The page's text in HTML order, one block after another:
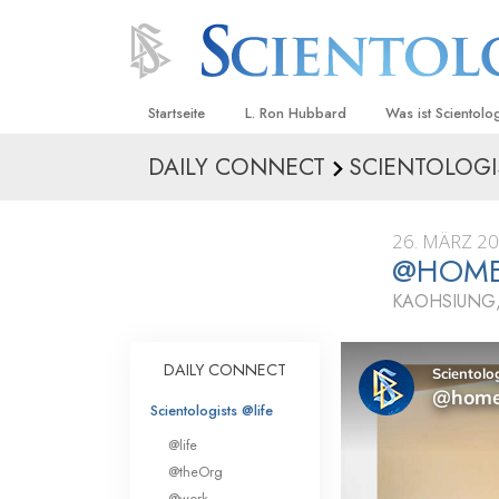
Startseite L. Ron Hubbard Was ist
Anschauungen
Was
sagen
Innerhalb einer
Die
Eine Einführung
DAILY CONNECT
26. MÄRZ
DAILY CONNECT
Scientologists @life
@life
@theOrg